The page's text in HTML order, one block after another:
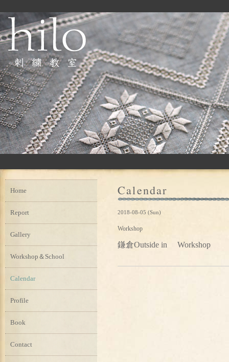
Calendar
2018-08-05 (Sun)
Workshop
鎌倉Outside in Workshop
Home
Report
Gallery
Workshop＆School
Calendar
Profile
Book
Contact